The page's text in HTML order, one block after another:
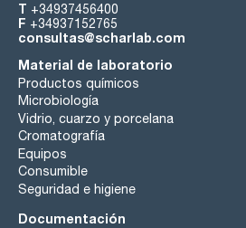
T +34937456400
F +34937152765
consultas@scharlab.com
Material de laboratorio
Productos químicos
Microbiología
Vidrio, cuarzo y porcelana
Cromatografía
Equipos
Consumible
Seguridad e higiene
Documentación